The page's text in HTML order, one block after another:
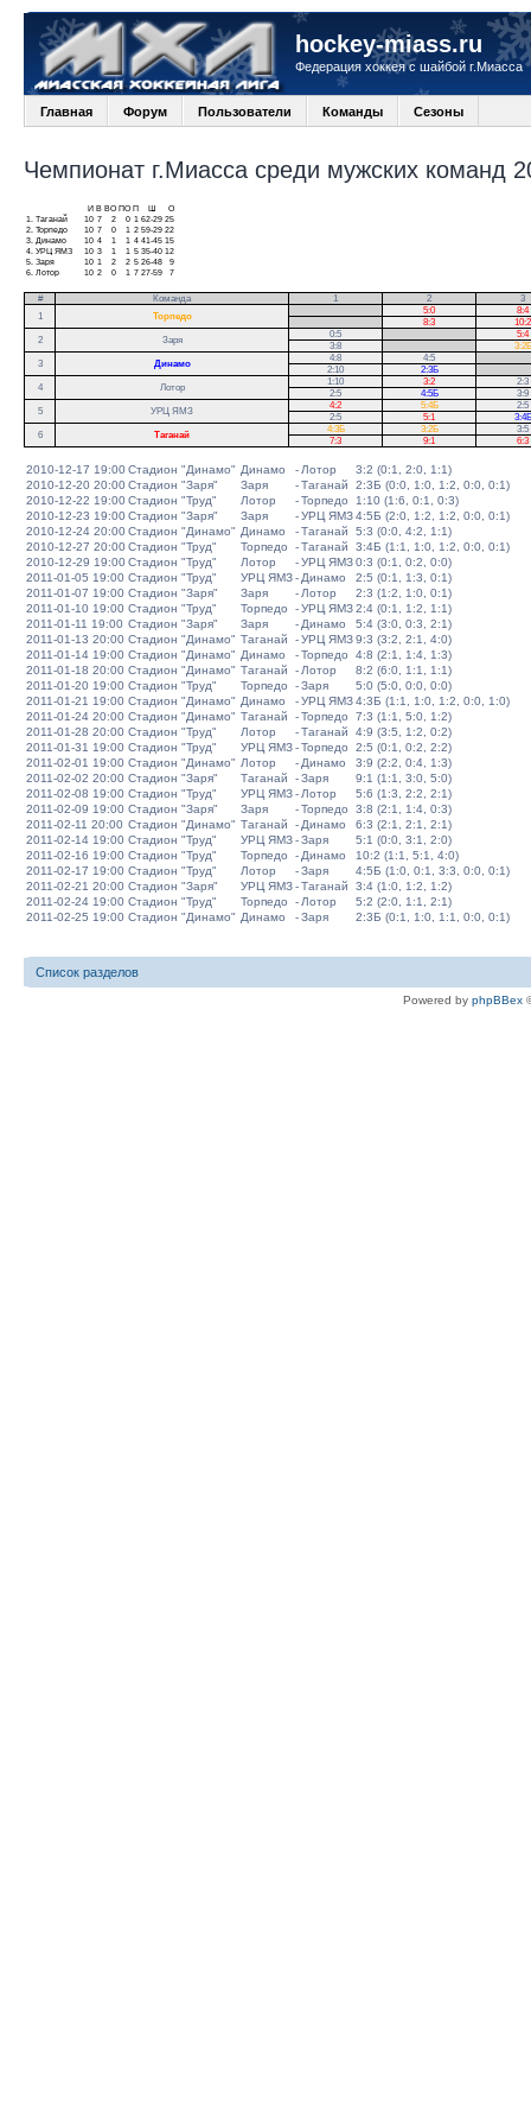
hockey-miass.ru
Федерация хоккея с шайбой г.Миасса
Главная Форум Пользователи Команды Сезоны
Чемпионат г.Миасса среди мужских команд
И В ВО ПО П
О
1.
Таганай 10 7 2 0 1 62-29 25
2. Торпедо 10 7 0 1 2 59-29 22
3.
Динамо 10 4 1 1 4 41-45 15
4. УРЦ ЯМЗ 10 3 1 1 5 35-40 12
5. Заря 10 1 2 2 5 26-48
9
6. Лотор 10 2 0 1 7 27-59 7
# Команда 1 2
3
1
Торпедо
5:0
8:4
8:3
10:2
2
Заря
0:5
5:4
3:8
3:2Б
3
Динамо
4:8 4:5
2:10
2:3Б
4
Лотор
1:10 3:2
2:3
2:5
4:5Б
3:9
5
УРЦ ЯМЗ
4:2 5:4Б
2:5
2:5
5:1
3:4Б
6
Таганай
4:3Б 3:2Б
3:5
7:3
9:1 6:3
2010-12-17 19:00Стадион "Динамо" Динамо - Лотор
3:2 (0:1, 2:0, 1:1)
2010-12-20 20:00Стадион "Заря" Заря -Таганай
2:3Б (0:0, 1:0, 1:2, 0:0, 0:1)
2010-12-22 19:00Стадион "Труд" Лотор -Торпедо
1:10 (1:6, 0:1, 0:3)
2010-12-23 19:00Стадион "Заря" Заря -УРЦ ЯМЗ4:5Б (2:0, 1:2, 1:2, 0:0, 0:1)
2010-12-24 20:00Стадион "Динамо" Динамо -Таганай
5:3 (0:0, 4:2, 1:1)
2010-12-27 20:00Стадион "Труд" Торпедо -Таганай
3:4Б (1:1, 1:0, 1:2, 0:0, 0:1)
2010-12-29 19:00Стадион "Труд" Лотор -УРЦ ЯМЗ0:3 (0:1, 0:2, 0:0)
2011-01-05 19:00 Стадион "Труд" УРЦ ЯМЗ- Динамо
2:5 (0:1, 1:3, 0:1)
2011-01-07 19:00 Стадион "Заря" Заря - Лотор
2:3 (1:2, 1:0, 0:1)
2011-01-10 19:00 Стадион "Труд" Торпедо -УРЦ ЯМЗ2:4 (0:1, 1:2, 1:1)
2011-01-11 19:00 Стадион "Заря" Заря - Динамо
5:4 (3:0, 0:3, 2:1)
2011-01-13 20:00 Стадион "Динамо" Таганай -УРЦ ЯМЗ9:3 (3:2, 2:1, 4:0)
2011-01-14 19:00 Стадион "Динамо" Динамо -Торпедо
4:8 (2:1, 1:4, 1:3)
2011-01-18 20:00 Стадион "Динамо" Таганай - Лотор
8:2 (6:0, 1:1, 1:1)
2011-01-20 19:00 Стадион "Труд" Торпедо -Заря
5:0 (5:0, 0:0, 0:0)
2011-01-21 19:00 Стадион "Динамо" Динамо -УРЦ ЯМЗ4:3Б (1:1, 1:0, 1:2, 0:0, 1:0)
2011-01-24 20:00 Стадион "Динамо" Таганай -Торпедо
7:3 (1:1, 5:0, 1:2)
2011-01-28 20:00 Стадион "Труд" Лотор -Таганай
4:9 (3:5, 1:2, 0:2)
2011-01-31 19:00 Стадион "Труд" УРЦ ЯМЗ-Торпедо
2:5 (0:1, 0:2, 2:2)
2011-02-01 19:00 Стадион "Динамо" Лотор - Динамо
3:9 (2:2, 0:4, 1:3)
2011-02-02 20:00 Стадион "Заря" Таганай -Заря
9:1 (1:1, 3:0, 5:0)
2011-02-08 19:00 Стадион "Труд" УРЦ ЯМЗ- Лотор
5:6 (1:3, 2:2, 2:1)
2011-02-09 19:00 Стадион "Заря" Заря -Торпедо
3:8 (2:1, 1:4, 0:3)
2011-02-11 20:00 Стадион "Динамо" Таганай - Динамо
6:3 (2:1, 2:1, 2:1)
2011-02-14 19:00 Стадион "Труд" УРЦ ЯМЗ-Заря
5:1 (0:0, 3:1, 2:0)
2011-02-16 19:00 Стадион "Труд" Торпедо - Динамо
10:2 (1:1, 5:1, 4:0)
2011-02-17 19:00 Стадион "Труд" Лотор -Заря
4:5Б (1:0, 0:1, 3:3, 0:0, 0:1)
2011-02-21 20:00 Стадион "Заря" УРЦ ЯМЗ-Таганай
3:4 (1:0, 1:2, 1:2)
2011-02-24 19:00 Стадион "Труд" Торпедо - Лотор
5:2 (2:0, 1:1, 2:1)
2011-02-25 19:00 Стадион "Динамо" Динамо -Заря 2:3Б (0:1, 1:0, 1:1, 0:0, 0:1)
Список разделов
Powered by phpBBex